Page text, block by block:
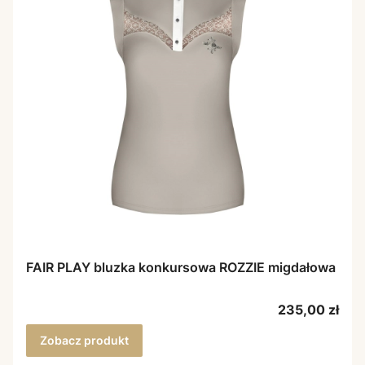
FAIR PLAY bluzka konkursowa ROZZIE migdałowa
Cena
235,00 zł
Zobacz produkt